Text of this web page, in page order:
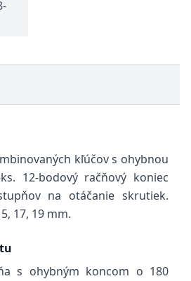
kľúčov s ohybnou
12-bodový račňový koniec
na otáčanie skrutiek.
17, 19 mm.
s ohybným koncom o 180